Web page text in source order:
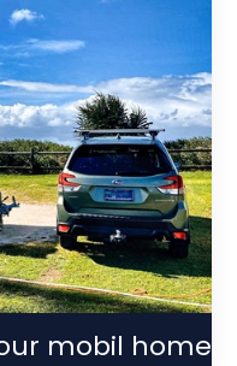
mobil home